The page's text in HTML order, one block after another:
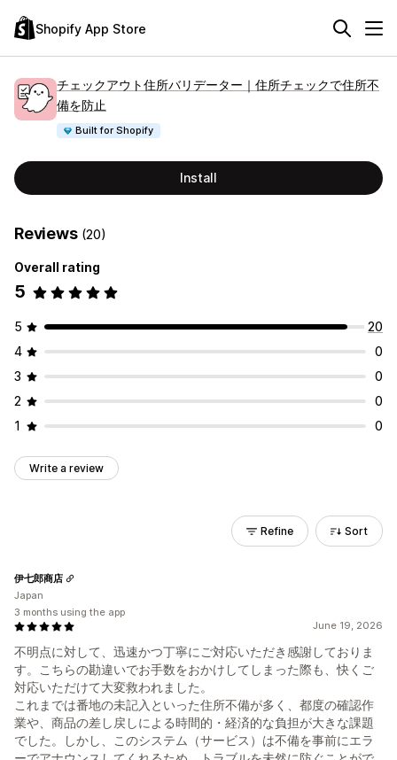
Shopify App Store
チェックアウト住所バリデーター｜住所チェックで住所不
備を防止
Built for Shopify
Install
Reviews (20)
Overall rating
5
5
20
4
0
3
0
2
0
1
0
Write a review
Refine Sort
June 19, 2026
不明点に対して、迅速かつ丁寧にご対応いただき感謝しておりま
す。こちらの勘違いでお手数をおかけしてしまった際も、快くご
対応いただけて大変救われました。
これまでは番地の未記入といった住所不備が多く、都度の確認作
業や、商品の差し戻しによる時間的・経済的な負担が大きな課題
でした。しかし、このシステム（サービス）は不備を事前にエラ
伊七郎商店
Japan
3 months using the app